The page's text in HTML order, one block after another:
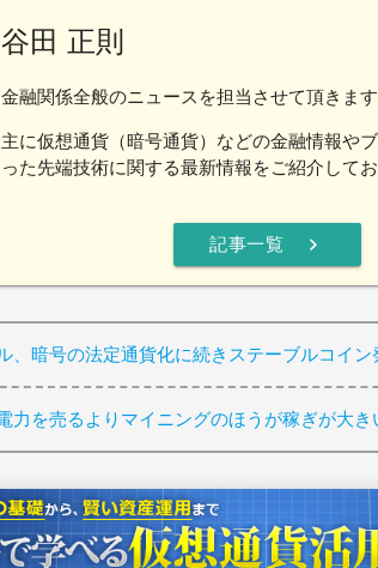
谷田 正則
金融関係全般のニュースを担当させて頂きます
主に仮想通貨（暗号通貨）などの金融情報や
った先端技術に関する最新情報をご紹介して
記事一覧 chevron_right
、暗号の法定通貨化に続きステーブルコイン
力を売るよりマイニングのほうが稼ぎが大き